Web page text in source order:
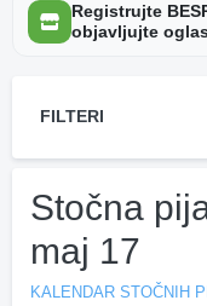
Registrujte
objavljujte
FILTERI
Stočna
maj 17
KALENDAR STOČNIH